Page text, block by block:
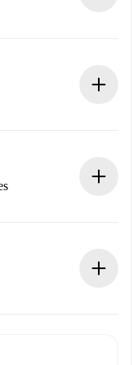
informations
le propriétaire
vous proposerons